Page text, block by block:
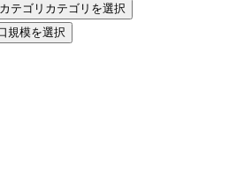
カテゴリ カテゴリを選択
規模を選択